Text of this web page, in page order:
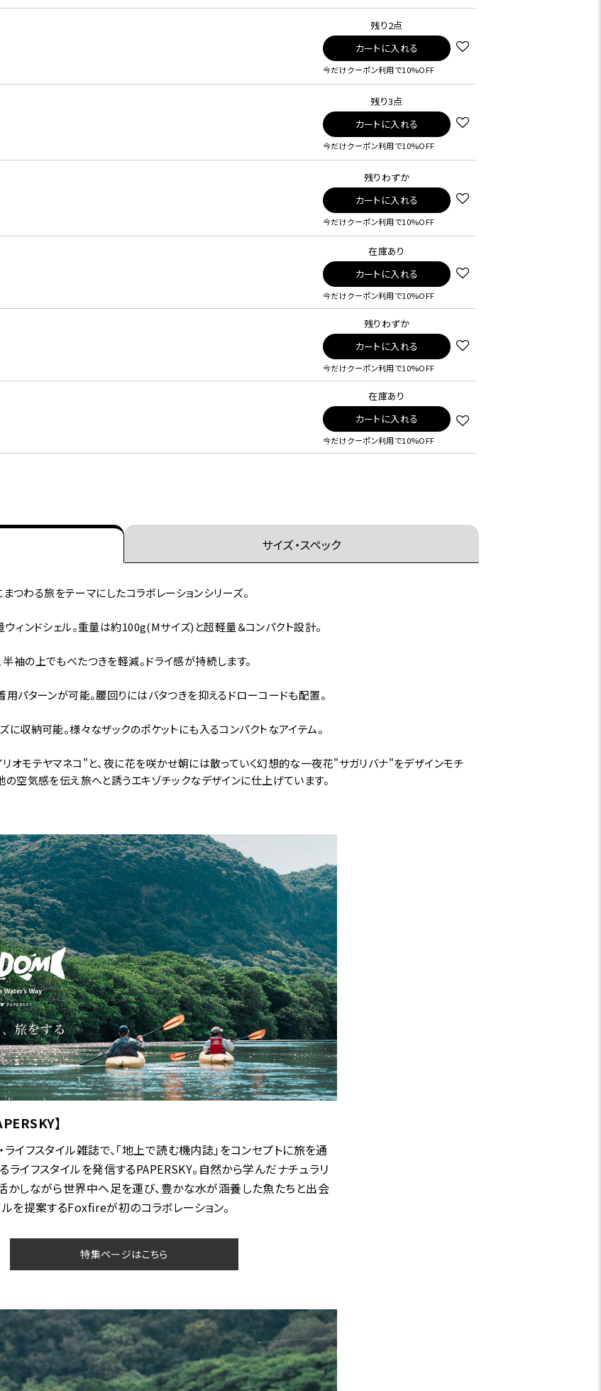
残り2点
カートに入れる
今だけクーポン利用で10%OFF
残り3点
カートに入れる
今だけクーポン利用で10%OFF
残りわずか
カートに入れる
今だけクーポン利用で10%OFF
在庫あり
カートに入れる
今だけクーポン利用で10%OFF
残りわずか
カートに入れる
今だけクーポン利用で10%OFF
在庫あり
カートに入れる
今だけクーポン利用で10%OFF
サイズ・スペック
つわる旅をテーマにしたコラボレーションシリーズ。
ィンドシェル。重量は約100g(Mサイズ)と超軽量＆コンパクト設計。
袖の上でもべたつきを軽減。ドライ感が持続します。
パターンが可能。腰回りにはバタつきを抑えるドローコードも配置。
収納可能。様々なザックのポケットにも入るコンパクトなアイテム。
オモテヤマネコ"と、夜に花を咲かせ朝には散っていく幻想的な一夜花"サガリバナ"をデザインモチ
空気感を伝え旅へと誘うエキゾチックなデザインに仕上げています。
】
ライフスタイル雑誌で、「地上で読む機内誌」をコンセプトに旅を通
ライフスタイルを発信するPAPERSKY。自然から学んだナチュラリ
かしながら世界中へ足を運び、豊かな水が涵養した魚たちと出会
ルを提案するFoxfireが初のコラボレーション。
特集ページはこちら